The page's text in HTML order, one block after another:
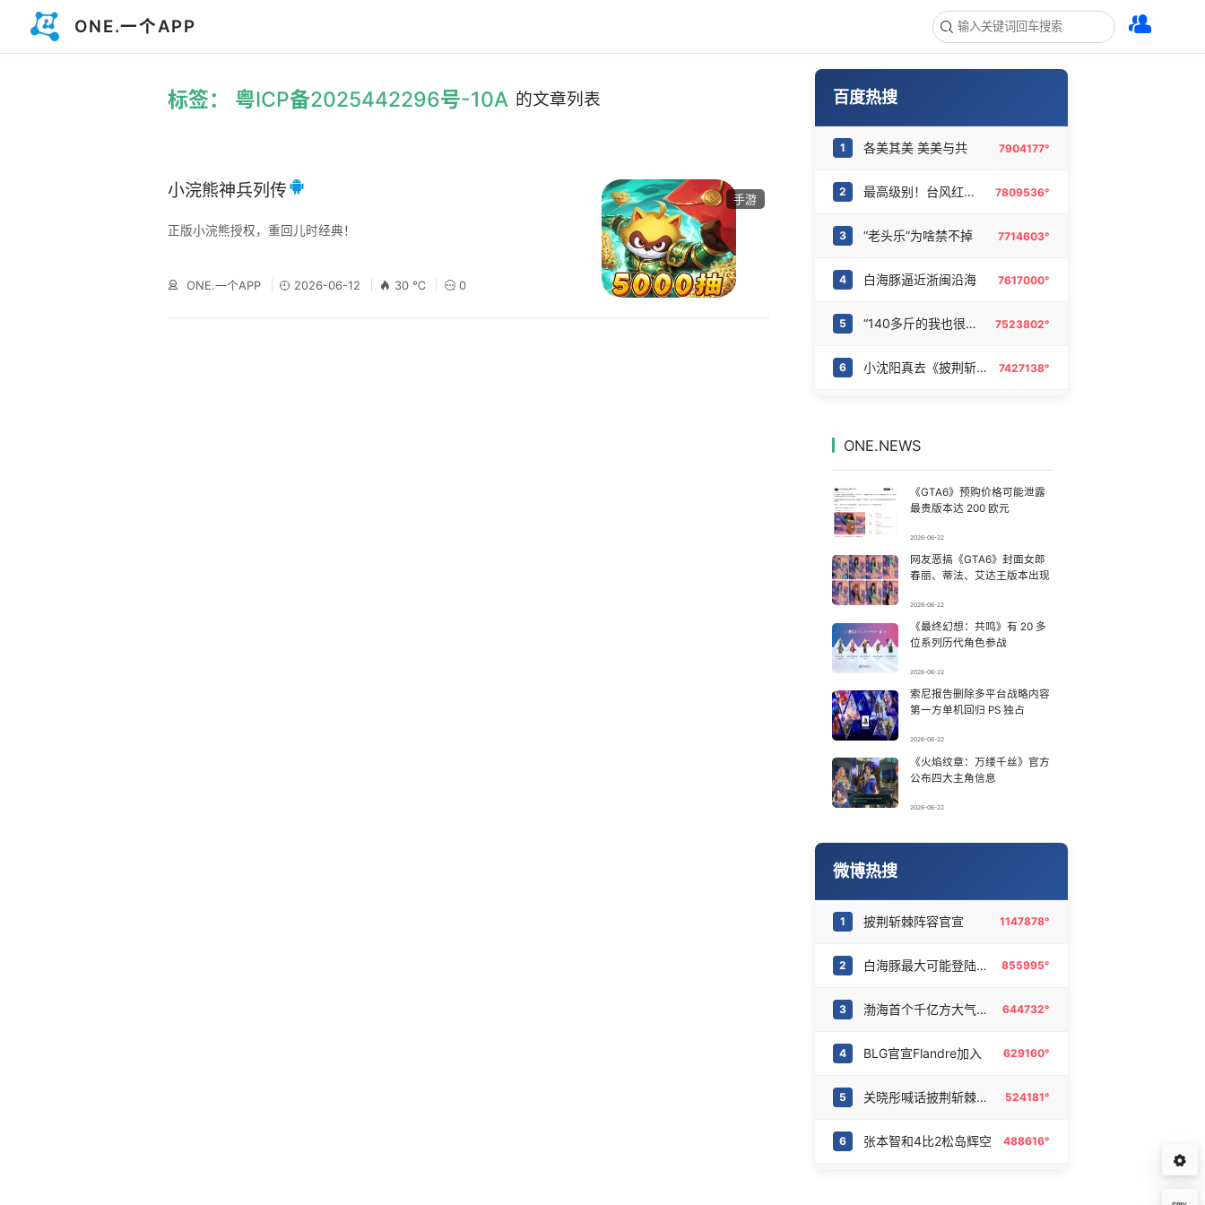
ONE.一个APP
标签： 粤ICP备2025442296号-10A 的文章列表
小浣熊神兵列传
正版小浣熊授权，重回儿时经典！
手游
ONE.一个APP 2026-06-12 30 ℃ 0
百度热搜
1 各美其美 美美与共 7904177°
2 最高级别！台风红色预警 7809536°
3 “老头乐”为啥禁不掉 7714603°
4 白海豚逼近浙闽沿海 7617000°
5 “140多斤的我也很难静止站立” 7523802°
6 小沈阳真去《披荆斩棘》了 7427138°
上海有出现龙卷潜势
9 儿子去世老人要查孙子血缘儿媳拒绝 7143294°
11 台风白海豚到哪了
12 跟风评论随意脑补？杜绝二次造谣 6850231°
13
14 男子周末猛补觉 3年2次脑梗 6664175°
15 滚筒洗衣机自爆 满筒碎玻璃渣 6570104°
16
ONE.NEWS
《GTA6》预购价格可能泄露
最贵版本达 200 欧元
2026-06-22
网友恶搞《GTA6》封面女郎
春丽、蒂法、艾达王版本出现
2026-06-22
《最终幻想：共鸣》有 20 多
位系列历代角色参战
2026-06-22
索尼报告删除多平台战略内容
第一方单机回归 PS 独占
2026-06-22
《火焰纹章：万缕千丝》官方
公布四大主角信息
2026-06-22
微博热搜
1 披荆斩棘阵容官宣 1147878°
2 白海豚最大可能登陆地点 855995°
3 渤海首个千亿方大气田一期开发项目全面投产 644732°
4 BLG官宣Flandre加入 629160°
5 关晓彤喊话披荆斩棘冲冲冲 524181°
6 张本智和4比2松岛辉空 488616°